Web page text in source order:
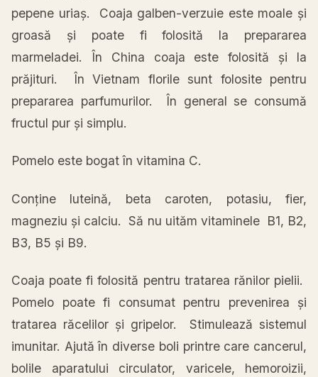
pepene uriaș. Coaja galben-verzuie este moale și
groasă
și poate fifolosită la prepararea
marmeladei.
În China coaja estefolosită și
la
prăjituri. În Vietnam florile sunt folosite pentru
prepararea parfumurilor. În general se consumă
fructul pur și simplu.
Pomelo este bogat în vitamina C.
Conține luteină, beta caroten, potasiu, fier,
magneziu și calciu.Să nu uităm vitaminele B1, B2,
B3, B5 și B9.
Coaja poate fifolosită pentru tratarea rănilorpielii.
Pomelo poate fi consumat pentru prevenirea și
tratarea răcelilor și gripelor. Stimulează sistemul
imunitar. Ajută în diverse boli printre care cancerul,
bolile aparatului circulator, varicele, hemoroizii,